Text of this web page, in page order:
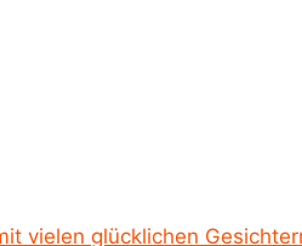
vielen glücklichen